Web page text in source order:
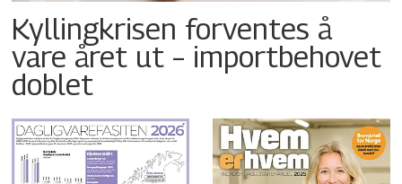
Kyllingkrisen forventes å
vare året ut – importbehovet
doblet